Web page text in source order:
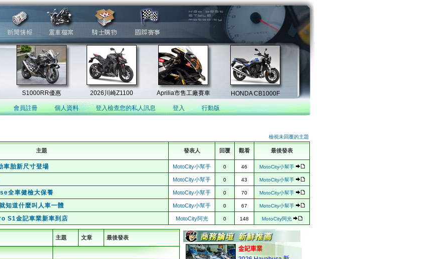
會員註冊 個人資料 登入檢查您的私人訊息 登入 行動版
檢視未回覆的主題
主題 發表人 回覆 觀看 最後發表
胎新尺寸登場 MotoCity小幫手 0 46 MotoCity小幫手
MotoCity小幫手 0 43 MotoCity小幫手
全車健檢大保養 MotoCity小幫手 0 70 MotoCity小幫手
知道什麼叫人車一體 MotoCity小幫手 0 67 MotoCity小幫手
S1金記車業新車到店 MotoCity阿光 0 148 MotoCity阿光
主題 文章 最後發表